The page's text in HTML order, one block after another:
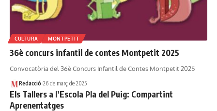
CULTURA MONTPETIT
36è concurs infantil de contes Montpetit 2025
Convocatòria del 36è Concurs Infantil de Contes Montpetit 2025
Redacció 26 de març de 2025
Els Tallers a l’Escola Pla del Puig: Compartint
Aprenentatges